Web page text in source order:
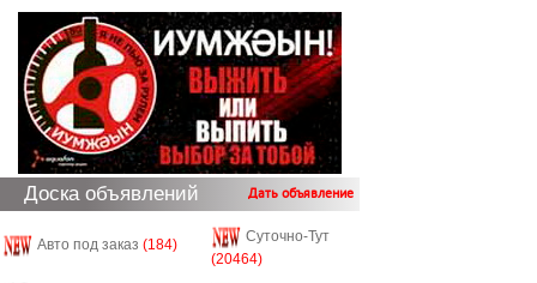
Доска объявлений Дать объявление
Авто под заказ (184)
Суточно-Тут
(20464)